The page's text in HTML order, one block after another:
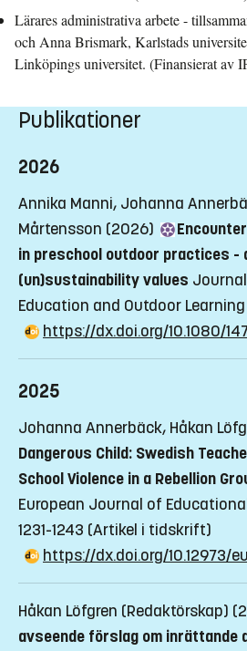
Lärares administrativa arbete -
och Anna Brismark, Karlstads
Linköpings universitet. (Finansierat av
Publikationer
2026
Annika Manni, Johanna
Mårtensson (2026)
in preschool outdoor practices -
(un)sustainability values
Education and Outdoor Learning
https://dx.doi.org/10.1080/
2025
Johanna Annerbäck, Håkan
Dangerous Child: Swedish
School Violence in a Rebellion
European Journal of Educational
1231-1243 (Artikel i tidskrift)
https://dx.doi.org/10.12973/
Håkan Löfgren (Redaktörskap)
avseende förslag om inrättande